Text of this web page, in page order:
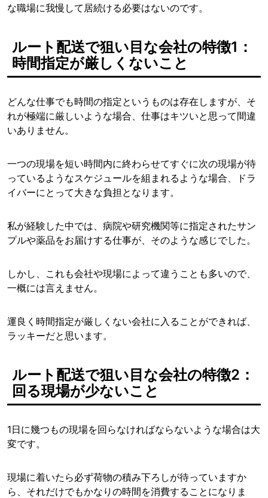
な職場に我慢して居続ける必要はないのです。
ルート配送で狙い目な会社の特徴1：
時間指定が厳しくないこと
どんな仕事でも時間の指定というものは存在しますが、そ
れが極端に厳しいような場合、仕事はキツいと思って間違
いありません。
一つの現場を短い時間内に終わらせてすぐに次の現場が待
っているようなスケジュールを組まれるような場合、ドラ
イバーにとって大きな負担となります。
私が経験した中では、病院や研究機関等に指定されたサン
プルや薬品をお届けする仕事が、そのような感じでした。
しかし、これも会社や現場によって違うことも多いので、
一概には言えません。
運良く時間指定が厳しくない会社に入ることができれば、
ラッキーだと思います。
ルート配送で狙い目な会社の特徴2：
回る現場が少ないこと
1日に幾つもの現場を回らなければならないような場合は大
変です。
現場に着いたら必ず荷物の積み下ろしが待っていますか
ら、それだけでもかなりの時間を消費することになりま